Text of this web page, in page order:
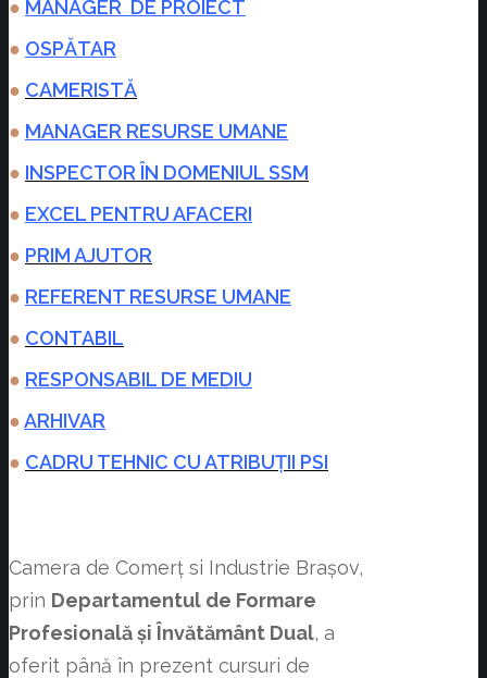
● MANAGER DE PROIECT
● OSPĂTAR
● CAMERISTĂ
● MANAGER RESURSE UMANE
● INSPECTOR ÎN DOMENIUL SSM
● EXCEL PENTRU AFACERI
● PRIM AJUTOR
● REFERENT RESURSE UMANE
● CONTABIL
● RESPONSABIL DE MEDIU
●ARHIVAR
● CADRU TEHNIC CU ATRIBUȚII PSI
Camera de Comerț si Industrie Brașov,
prin Departamentul de Formare
Profesională și Învătământ Dual, a
oferit până în prezent cursuri de